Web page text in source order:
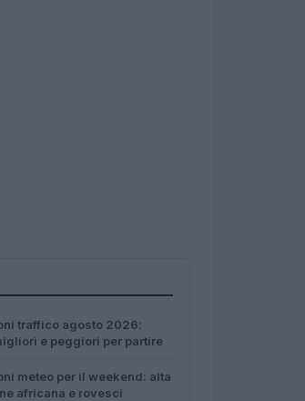
traffico agosto 2026:
e peggiori per partire
meteo per il weekend: alta
africana e rovesci